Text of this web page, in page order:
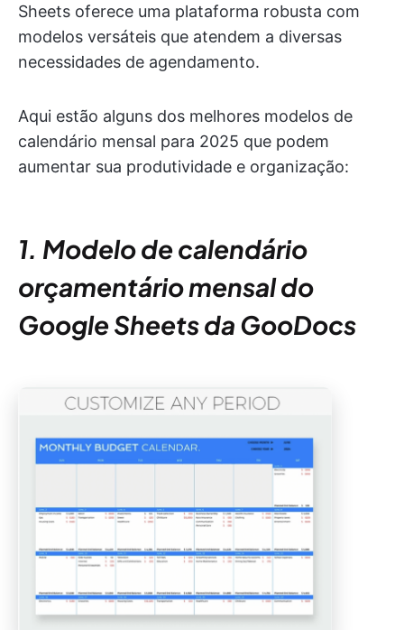
Sheets oferece uma plataforma robusta com
modelos versáteis que atendem a diversas
necessidades de agendamento.
Aqui estão alguns dos melhores modelos de
calendário mensal para 2025 que podem
aumentar sua produtividade e organização:
1. Modelo de calendário
orçamentário mensal do
Google Sheets da GooDocs